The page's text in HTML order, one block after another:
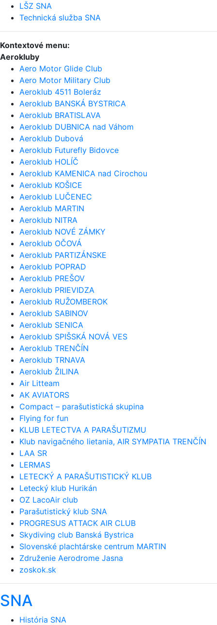
LŠZ SNA
Technická služba SNA
Kontextové menu:
Aerokluby
Aero Motor Glide Club
Aero Motor Military Club
Aeroklub 4511 Boleráz
Aeroklub BANSKÁ BYSTRICA
Aeroklub BRATISLAVA
Aeroklub DUBNICA nad Váhom
Aeroklub Dubová
Aeroklub Futurefly Bidovce
Aeroklub HOLÍČ
Aeroklub KAMENICA nad Cirochou
Aeroklub KOŠICE
Aeroklub LUČENEC
Aeroklub MARTIN
Aeroklub NITRA
Aeroklub NOVÉ ZÁMKY
Aeroklub OČOVÁ
Aeroklub PARTIZÁNSKE
Aeroklub POPRAD
Aeroklub PREŠOV
Aeroklub PRIEVIDZA
Aeroklub RUŽOMBEROK
Aeroklub SABINOV
Aeroklub SENICA
Aeroklub SPIŠSKÁ NOVÁ VES
Aeroklub TRENČÍN
Aeroklub TRNAVA
Aeroklub ŽILINA
Air Litteam
AK AVIATORS
Compact – parašutistická skupina
Flying for fun
KLUB LETECTVA A PARAŠUTIZMU
Klub navigačného lietania, AIR SYMPATIA TRENČÍN
LAA SR
LERMAS
LETECKÝ A PARAŠUTISTICKÝ KLUB
Letecký klub Hurikán
OZ LacoAir club
Parašutistický klub SNA
PROGRESUS ATTACK AIR CLUB
Skydiving club Banská Bystrica
Slovenské plachtárske centrum MARTIN
Združenie Aerodrome Jasna
zoskok.sk
SNA
História SNA